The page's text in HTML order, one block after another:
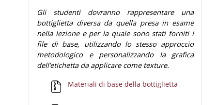
Gli studenti dovranno rappresentare una
bottiglietta diversa da quella presa in esame
nella lezione e per la quale sono stati forniti i
file di base, utilizzando lo stesso approccio
metodologico e personalizzando la grafica
dell’etichetta da applicare come texture.
Materiali di base della bottiglietta